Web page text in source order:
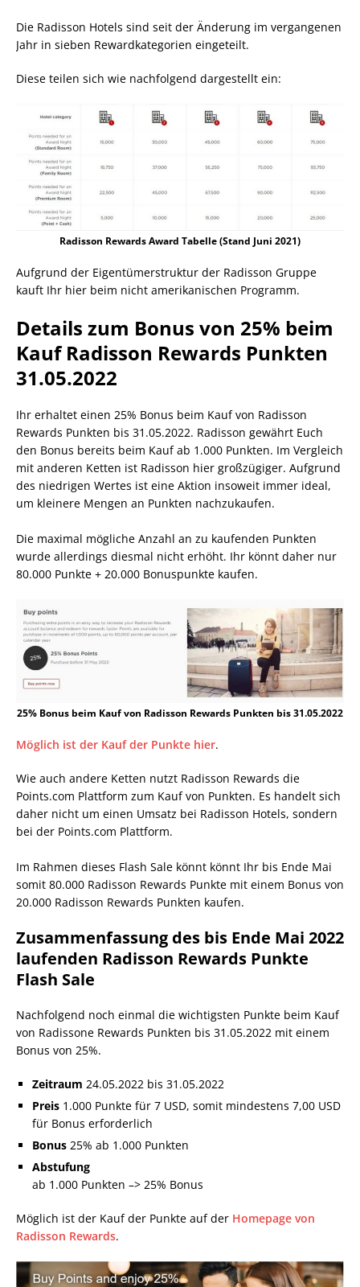
Die Radisson Hotels sind seit der Änderung im vergangenen
Jahr in sieben Rewardkategorien eingeteilt.
Diese teilen sich wie nachfolgend dargestellt ein:
Radisson Rewards Award Tabelle (Stand Juni 2021)
Aufgrund der Eigentümerstruktur der Radisson Gruppe
kauft Ihr hier beim nicht amerikanischen Programm.
Details zum Bonus von 25% beim
Kauf Radisson Rewards Punkten
31.05.2022
Ihr erhaltet einen 25% Bonus beim Kauf von Radisson
Rewards Punkten bis 31.05.2022. Radisson gewährt Euch
den Bonus bereits beim Kauf ab 1.000 Punkten. Im Vergleich
mit anderen Ketten ist Radisson hier großzügiger. Aufgrund
des niedrigen Wertes ist eine Aktion insoweit immer ideal,
um kleinere Mengen an Punkten nachzukaufen.
Die maximal mögliche Anzahl an zu kaufenden Punkten
wurde allerdings diesmal nicht erhöht. Ihr könnt daher nur
80.000 Punkte + 20.000 Bonuspunkte kaufen.
25% Bonus beim Kauf von Radisson Rewards Punkten bis 31.05.2022
Möglich ist der Kauf der Punkte hier.
Wie auch andere Ketten nutzt Radisson Rewards die
Points.com Plattform zum Kauf von Punkten. Es handelt sich
daher nicht um einen Umsatz bei Radisson Hotels, sondern
bei der Points.com Plattform.
Im Rahmen dieses Flash Sale könnt könnt Ihr bis Ende Mai
somit 80.000 Radisson Rewards Punkte mit einem Bonus von
20.000 Radisson Rewards Punkten kaufen.
Zusammenfassung des bis Ende Mai 2022
laufenden Radisson Rewards Punkte
Flash Sale
Nachfolgend noch einmal die wichtigsten Punkte beim Kauf
von Radissone Rewards Punkten bis 31.05.2022 mit einem
Bonus von 25%.
Zeitraum 24.05.2022 bis 31.05.2022
Preis 1.000 Punkte für 7 USD, somit mindestens 7,00 USD
für Bonus erforderlich
Bonus 25% ab 1.000 Punkten
Abstufung
ab 1.000 Punkten –> 25% Bonus
Möglich ist der Kauf der Punkte auf der Homepage von
Radisson Rewards.